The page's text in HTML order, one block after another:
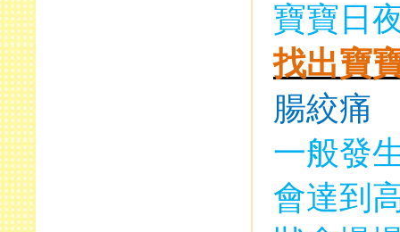
寶寶日
找出寶
腸絞痛
一般發
會達到